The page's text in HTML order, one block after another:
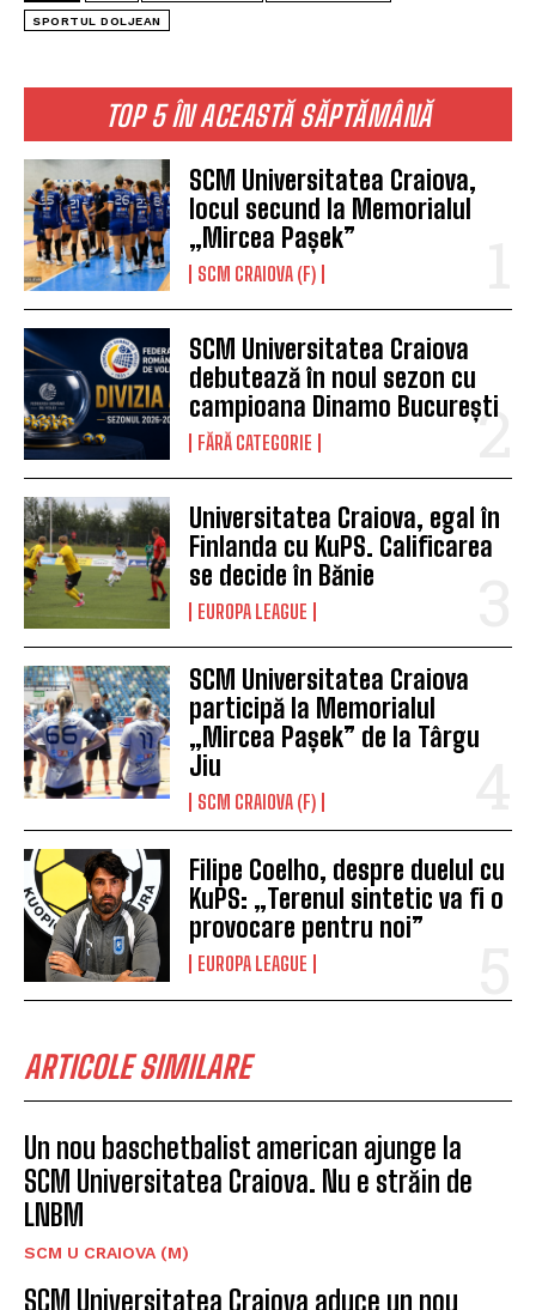
TOP 5 ÎN ACEASTĂ SĂPTĂMÂNĂ
SCM Universitatea Craiova,
locul secund la Memorialul
„Mircea Pașek”
SCM CRAIOVA (F)
SCM Universitatea Craiova
debutează în noul sezon cu
campioana Dinamo București
FĂRĂ CATEGORIE
Universitatea Craiova, egal în
Finlanda cu KuPS. Calificarea
se decide în Bănie
EUROPA LEAGUE
SCM Universitatea Craiova
participă la Memorialul
„Mircea Pașek” de la Târgu
Jiu
SCM CRAIOVA (F)
Filipe Coelho, despre duelul cu
KuPS: „Terenul sintetic va fi o
provocare pentru noi”
EUROPA LEAGUE
ARTICOLE SIMILARE
Un nou baschetbalist american ajunge la
SCM Universitatea Craiova. Nu e străin de
LNBM
SCM U CRAIOVA (M)
SCM Universitatea Craiova aduce un nou
SPORTUL DOLJEAN